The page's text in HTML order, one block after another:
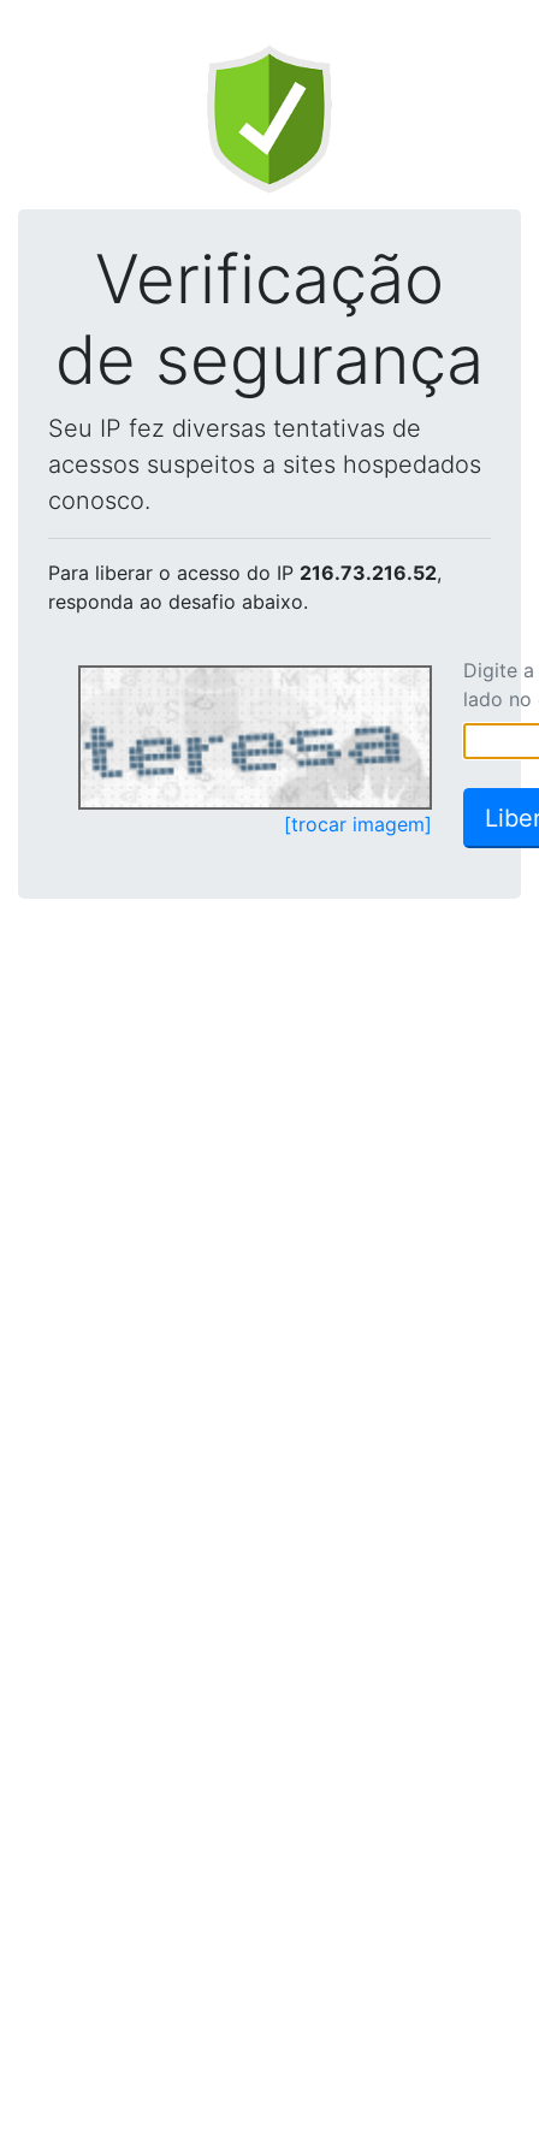
Verificação
de segurança
Seu IP fez diversas tentativas de
acessos suspeitos a sites hospedados
conosco.
Para liberar o acesso do IP 216.73.216.52,
responda ao desafio abaixo.
[trocar imagem]
Digite
lado no